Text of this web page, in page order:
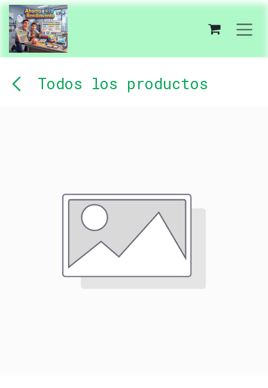
Ir al contenido
Todos los productos